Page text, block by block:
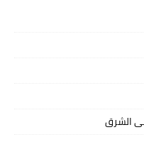
الشرق